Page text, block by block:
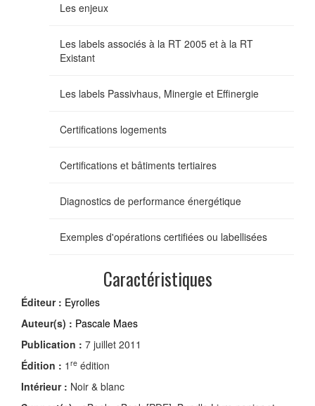
Les enjeux
Les labels associés à la RT 2005 et à la RT
Existant
Les labels Passivhaus, Minergie et Effinergie
Certifications logements
Certifications et bâtiments tertiaires
Diagnostics de performance énergétique
Exemples d'opérations certifiées ou labellisées
Caractéristiques
Éditeur : Eyrolles
Auteur(s) : Pascale Maes
Publication : 7 juillet 2011
Édition : 1 re édition
Intérieur : Noir & blanc